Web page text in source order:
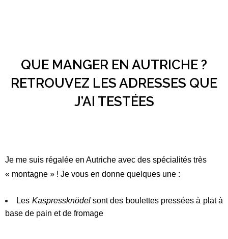
QUE MANGER EN AUTRICHE ?
RETROUVEZ LES ADRESSES QUE
J’AI TESTÉES
Je me suis régalée en Autriche avec des spécialités très
« montagne » ! Je vous en donne quelques une :
Les Kaspressknödelsont des boulettes pressées à plat à
base de pain et de fromage